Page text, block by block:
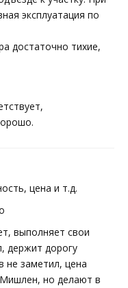
эксплуатация по
достаточно тихие,
цена и т.д.
выполняет свои
держит дорогу
не заметил, цена
но делают в